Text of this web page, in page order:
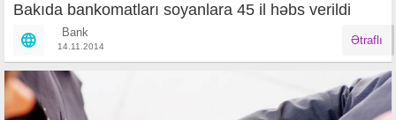
Bakıda bankomatları soyanlara 45 il həbs verildi
Bank
14.11.2014 Ətraflı